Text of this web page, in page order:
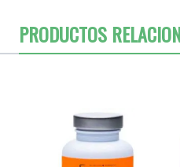
PRODUCTOS